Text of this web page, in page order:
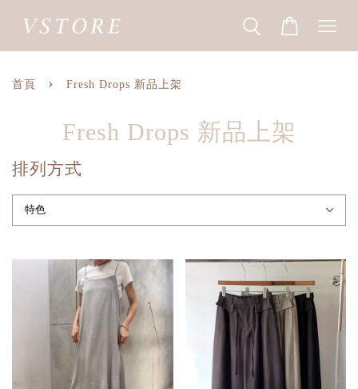
首頁 › Fresh Drops 新品上架
Fresh Drops 新品上架
排列方式